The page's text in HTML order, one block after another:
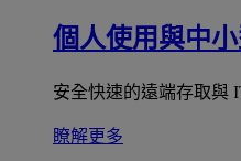
個人使用與中
安全快速的遠端存取與
瞭解更多